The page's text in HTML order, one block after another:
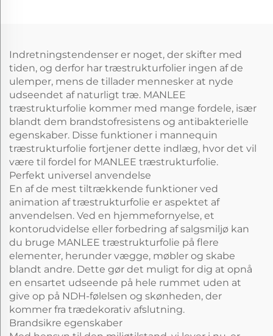
Indretningstendenser er noget, der skifter med
tiden, og derfor har træstrukturfolier ingen af de
ulemper, mens de tillader mennesker at nyde
udseendet af naturligt træ. MANLEE
træstrukturfolie kommer med mange fordele, især
blandt dem brandstofresistens og antibakterielle
egenskaber. Disse funktioner i mannequin
træstrukturfolie fortjener dette indlæg, hvor det vil
være til fordel for MANLEE træstrukturfolie.
Perfekt universel anvendelse
En af de mest tiltrækkende funktioner ved
animation af træstrukturfolie er aspektet af
anvendelsen. Ved en hjemmefornyelse, et
kontorudvidelse eller forbedring af salgsmiljø kan
du bruge MANLEE træstrukturfolie på flere
elementer, herunder vægge, møbler og skabe
blandt andre. Dette gør det muligt for dig at opnå
en ensartet udseende på hele rummet uden at
give op på NDH-følelsen og skønheden, der
kommer fra trædekorativ afslutning.
Brandsikre egenskaber